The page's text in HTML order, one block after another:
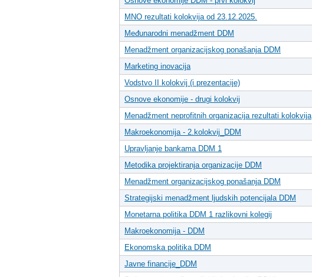
MNO rezultati kolokvija od 23.12.2025.
Međunarodni menadžment DDM
Menadžment organizacijskog ponašanja DDM
Marketing inovacija
Vodstvo II kolokvij (i prezentacije)
Osnove ekonomije - drugi kolokvij
Menadžment neprofitnih organizacija rezultati kolokvija
Makroekonomija - 2.kolokvij_DDM
Upravljanje bankama DDM 1
Metodika projektiranja organizacije DDM
Menadžment organizacijskog ponašanja DDM
Strategijski menadžment ljudskih potencijala DDM
Monetarna politika DDM 1 razlikovni kolegij
Makroekonomija - DDM
Ekonomska politika DDM
Javne financije_DDM